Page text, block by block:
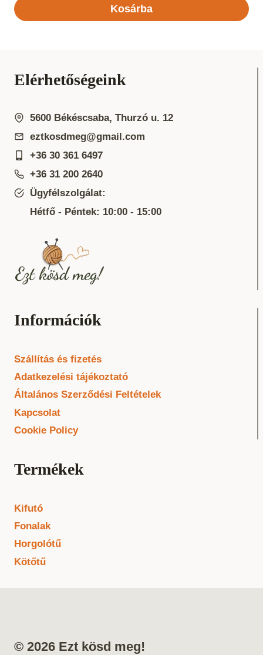
Kosárba
Elérhetőségeink
5600 Békéscsaba, Thurzó u. 12
eztkosdmeg@gmail.com
+36 30 361 6497
+36 31 200 2640
Ügyfélszolgálat:
Hétfő - Péntek: 10:00 - 15:00
Információk
Szállítás és fizetés
Adatkezelési tájékoztató
Általános Szerződési Feltételek
Kapcsolat
Cookie Policy
Termékek
Kifutó
Fonalak
Horgolótű
Kötőtű
© 2026 Ezt kösd meg!